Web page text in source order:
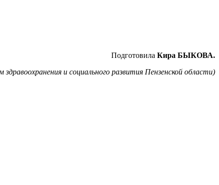
Подготовила Кира БЫКОВА.
и социального развития Пензенской области)